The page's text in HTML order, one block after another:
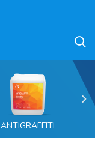
ANTIGRAFFITI